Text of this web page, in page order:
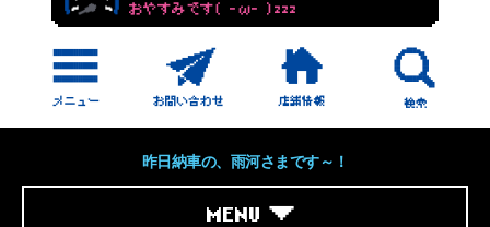
おやすみです( -ω- )zzz
昨日納車の、雨河さまです～！
MENU